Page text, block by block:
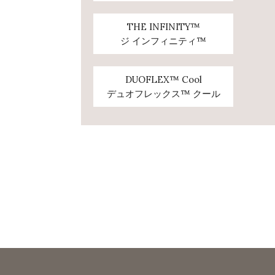
THE INFINITY™
ジ インフィニティ™
DUOFLEX™ Cool
デュオフレックス™ クール